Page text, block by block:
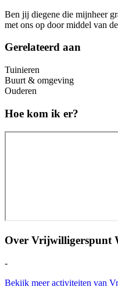
Ben jij diegene die mijnheer
met ons op door middel van
Gerelateerd aan
Tuinieren
Buurt & omgeving
Ouderen
Hoe kom ik er?
Over Vrijwilligerspunt
-
Bekijk meer activiteiten van